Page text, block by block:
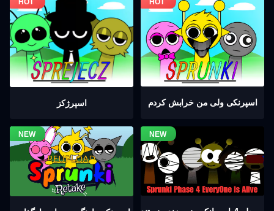
اسپرژکز اسپرنکی ولی من خرابش کردم